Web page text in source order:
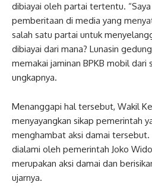
dibiayai oleh partai tertentu.
pemberitaan di media yang
salah satu partai untuk
dibiayai dari mana? Lunasin
memakai jaminan BPKB mobil dari
ungkapnya.
Menanggapi hal tersebut, Wakil
menyayangkan sikap pemerintah
menghambat aksi damai tersebut.
dialami oleh pemerintah Joko
merupakan aksi damai dan
ujarnya.